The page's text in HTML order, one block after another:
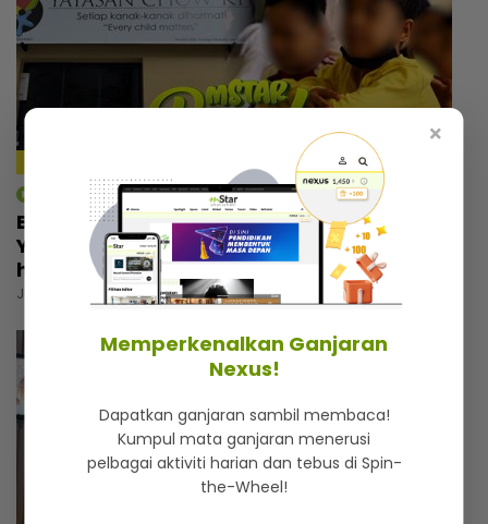
mStar | Berita
Bukan sekadar tempat berlindung,
Yayasan Chow Kit simpan kisah menyayat
hati
Jumaat, 31 Julai 2026 6:00 PM
×
Memperkenalkan Ganjaran
Nexus!
Dapatkan ganjaran sambil membaca!
Kumpul mata ganjaran menerusi
pelbagai aktiviti harian dan tebus di Spin-
the-Wheel!